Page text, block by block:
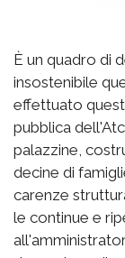
È un quadro di
insostenibile
effettuato
pubblica
palazzine,
decine di
carenze
le continue e